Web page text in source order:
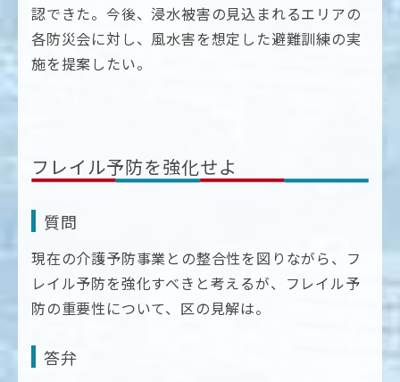
認できた。今後、浸水被害の見込まれるエリアの
各防災会に対し、風水害を想定した避難訓練の実
施を提案したい。
フレイル予防を強化せよ
質問
現在の介護予防事業との整合性を図りながら、フ
レイル予防を強化すべきと考えるが、フレイル予
防の重要性について、区の見解は。
答弁